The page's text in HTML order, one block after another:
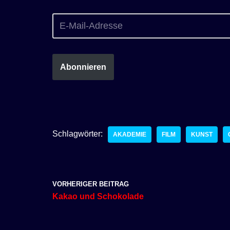
Abonnieren
Schlagwörter: AKADEMIE FILM KUNST
VORHERIGER BEITRAG
Kakao und Schokolade